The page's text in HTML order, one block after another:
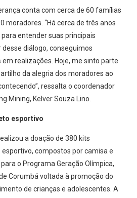
conta com cerca de 60 famílias
moradores. “Há cerca de três anos
entender suas principais
diálogo, conseguimos
realizações. Hoje, me sinto parte
da alegria dos moradores ao
ressalta o coordenador
Lhg Mining, Kelver Souza Lino.
esportivo
a doação de 380 kits
compostos por camisa e
o Programa Geração Olímpica,
Corumbá voltada à promoção do
de crianças e adolescentes. A